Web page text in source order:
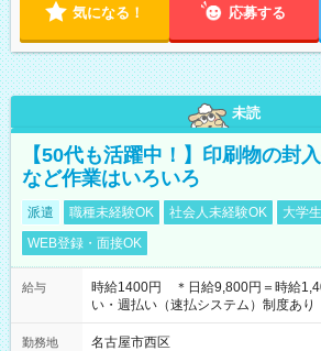
気になる！ 応募する
未読
【50代も活躍中！】印刷物の封
など作業はいろいろ
派遣 職種未経験OK 社会人未経験OK 大学
WEB登録・面接OK
給与
時給1400円 ＊日給9,800円＝時給
い・週払い（速払システム）制度あり
勤務地
名古屋市西区